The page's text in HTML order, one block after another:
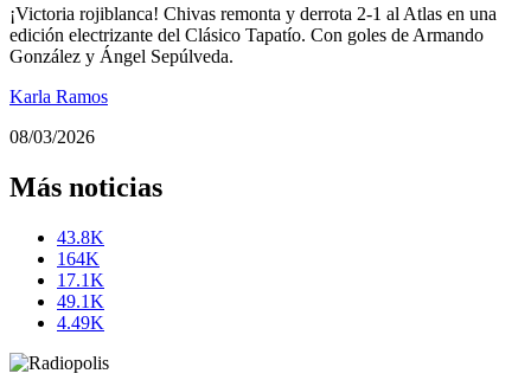
¡Victoria rojiblanca! Chivas remonta y derrota 2-1 al Atlas en una
edición electrizante del Clásico Tapatío. Con goles de Armando
González y Ángel Sepúlveda.
Karla Ramos
08/03/2026
Más noticias
43.8K
164K
17.1K
49.1K
4.49K